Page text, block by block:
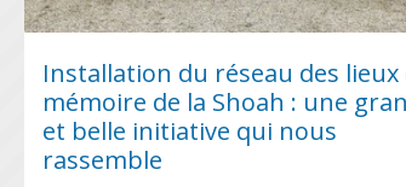
Installation du réseau des lieux
mémoire de la Shoah : une
et belle initiative qui nous
rassemble